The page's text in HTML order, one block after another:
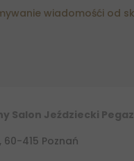
wiadomośći od
Salon Jeździecki Pegaz
60-415 Poznań